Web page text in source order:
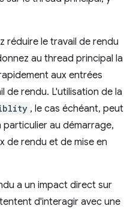
réduire le travail de rendu
au thread principal la
aux entrées
de rendu. L'utilisation de la
, le cas échéant, peut
au démarrage,
de rendu et de mise en
a un impact direct sur
d'interagir avec une